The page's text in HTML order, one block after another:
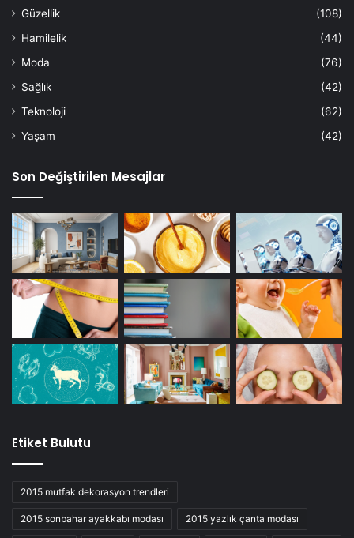
Güzellik
(108)
Hamilelik
(44)
Moda
(76)
Sağlık
(42)
Teknoloji
(62)
Yaşam
(42)
Son Değiştirilen Mesajlar
Etiket Bulutu
2015 mutfak dekorasyon trendleri
2015 sonbahar ayakkabı modası 2015 yazlık çanta modası